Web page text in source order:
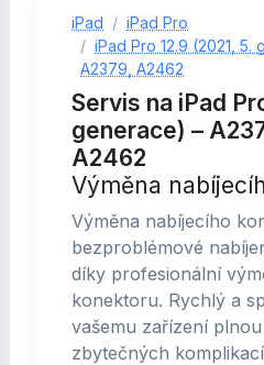
iPad
iPad Pro
iPad Pro 12.9 (2021, 5.
A2379, A2462
Servis na iPad
generace) –
A2462
Výměna
Výměna nabíjecího
bezproblémové
díky profesionální
konektoru. Rychlý a
vašemu zařízení
zbytečných